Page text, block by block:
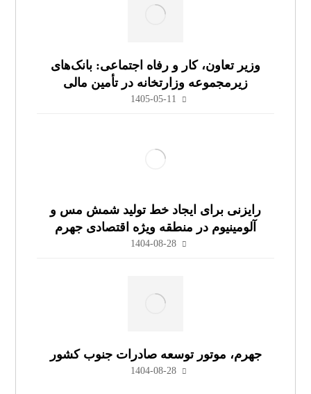
وزیر تعاون، کار و رفاه اجتماعی: بانک‌های
زیرمجموعه وزارتخانه در تأمین مالی
سرمایه‌گذاران منطقه ویژه اقتصادی جهرم
1405-05-11
رایزنی برای ایجاد خط تولید شمش مس و
آلومینیوم در منطقه ویژه اقتصادی جهرم
1404-08-28
جهرم، موتور توسعه صادرات جنوب کشور
1404-08-28